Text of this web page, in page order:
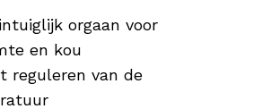
orgaan voor
en kou
reguleren van de